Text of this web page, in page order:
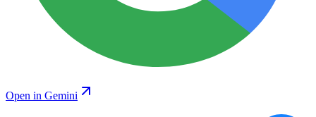
Open in Gemini